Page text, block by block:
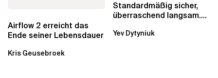
Airflow 2 erreicht das
Ende seiner Lebensdauer
Kris Geusebroek
Standardmäßig sicher,
überraschend langsam.
über die RDS...
Yev Dytyniuk